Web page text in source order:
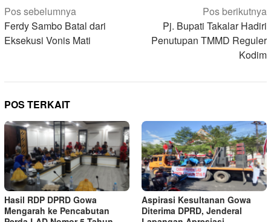
Navigasi
pos
Pos sebelumnya
Ferdy Sambo Batal dari
Eksekusi Vonis Mati
Pos berikutnya
Pj. Bupati Takalar Hadiri
Penutupan TMMD Reguler
Kodim
POS TERKAIT
Hasil RDP DPRD Gowa
Mengarah ke Pencabutan
Aspirasi Kesultanan Gowa
Diterima DPRD, Jenderal